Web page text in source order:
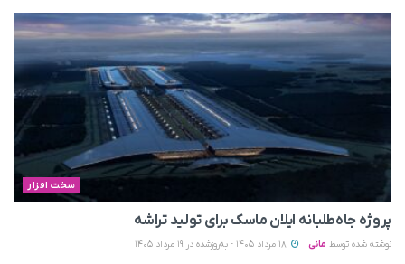
سخت افزار
پروژه جاه‌طلبانه ایلان ماسک برای تولید تراشه
نوشته شده توسط مانی